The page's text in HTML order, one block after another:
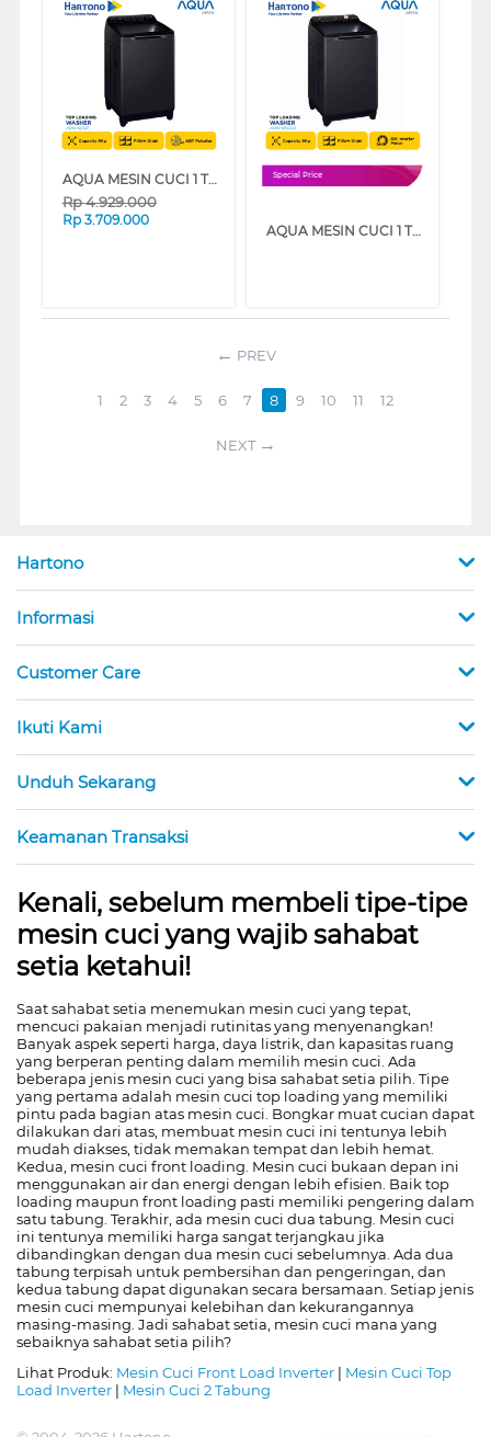
AQUA MESIN CUCI 1 TABUNG TOP LOAD WASHER 9 KG AQW-920R
Rp4.929.000
Rp 3.709.000
Special Price
AQUA MESIN CUCI 1 TABUNG TOP LOAD WASHER 9 KG AQW-960DR
PREV
1 2 3 4 5 6 7 8 9 10 11 12
NEXT
Hartono
Informasi
Customer Care
Ikuti Kami
Unduh Sekarang
Keamanan Transaksi
Kenali, sebelum membeli tipe-tipe
mesin cuci yang wajib sahabat
setia ketahui!
Saat sahabat setia menemukan mesin cuci yang tepat,
mencuci pakaian menjadi rutinitas yang menyenangkan!
Banyak aspek seperti harga, daya listrik, dan kapasitas ruang
yang berperan penting dalam memilih mesin cuci. Ada
beberapa jenis mesin cuci yang bisa sahabat setia pilih. Tipe
yang pertama adalah mesin cuci top loading yang memiliki
pintu pada bagian atas mesin cuci. Bongkar muat cucian dapat
dilakukan dari atas, membuat mesin cuci ini tentunya lebih
mudah diakses, tidak memakan tempat dan lebih hemat.
Kedua, mesin cuci front loading. Mesin cuci bukaan depan ini
menggunakan air dan energi dengan lebih efisien. Baik top
loading maupun front loading pasti memiliki pengering dalam
satu tabung. Terakhir, ada mesin cuci dua tabung. Mesin cuci
ini tentunya memiliki harga sangat terjangkau jika
dibandingkan dengan dua mesin cuci sebelumnya. Ada dua
tabung terpisah untuk pembersihan dan pengeringan, dan
kedua tabung dapat digunakan secara bersamaan. Setiap jenis
mesin cuci mempunyai kelebihan dan kekurangannya
masing-masing. Jadi sahabat setia, mesin cuci mana yang
sebaiknya sahabat setia pilih?
Lihat Produk: Mesin Cuci Front Load Inverter | Mesin Cuci Top
Load Inverter | Mesin Cuci 2 Tabung